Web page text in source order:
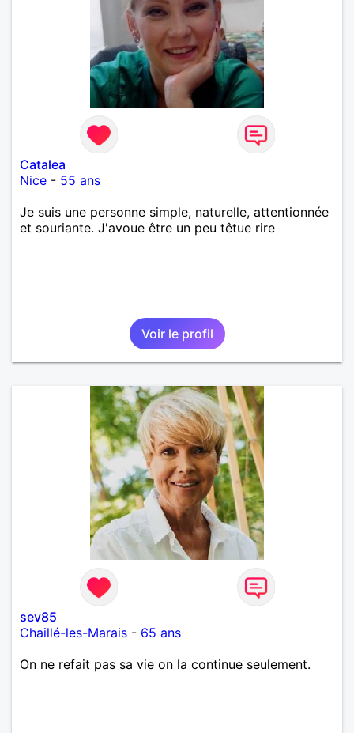
Catalea
Nice - 55 ans
Je suis une personne simple, naturelle, attentionnée
et souriante. J'avoue être un peu têtue rire
Voir le profil
sev85
Chaillé-les-Marais - 65 ans
On ne refait pas sa vie on la continue seulement.